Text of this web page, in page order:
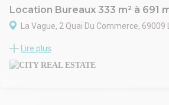
Location Bureaux 333 m² à 691
La Vague, 2 Quai Du Commerce, 69009
au coeur d'un quartier mixte tertiaire, un
entièrement restructuré.
- Type de bail : Commercial
Lire plus